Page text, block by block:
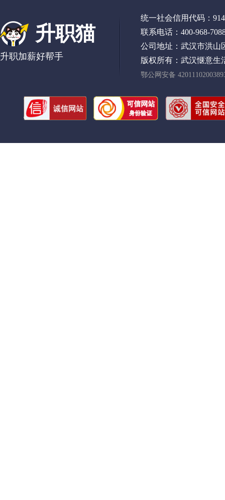
升职猫
升职加薪好帮手
统一社会信用代码：
联系电话：400-968-
公司地址：武汉市洪山
版权所有：武汉惬意生
鄂公网安备